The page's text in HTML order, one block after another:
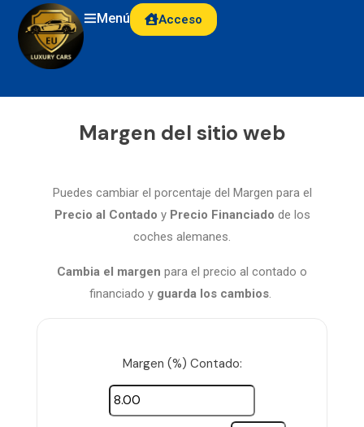
Menú Acceso
Margen del sitio web
Puedes cambiar el porcentaje del Margen para el
Precio al Contado y Precio Financiado de los
coches alemanes.
Cambia el margen para el precio al contado o
financiado y guarda los cambios.
Margen (%) Contado: